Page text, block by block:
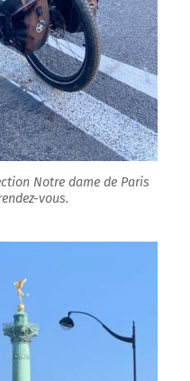
Notre dame de Paris
vous.